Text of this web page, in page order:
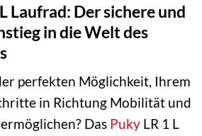
Laufrad: Der sichere und
in die Welt des
perfekten Möglichkeit, Ihrem
in Richtung Mobilität und
Das Puky LR 1 L